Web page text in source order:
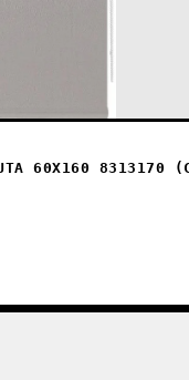
60X160 8313170